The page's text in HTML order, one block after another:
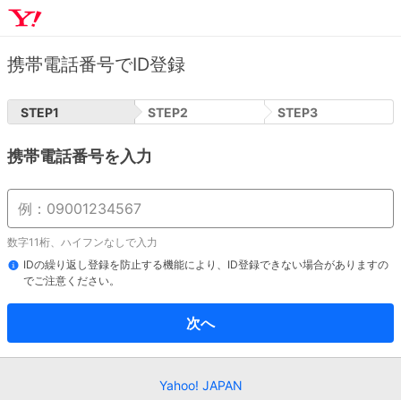
携帯電話番号でID登録
STEP1 STEP2 STEP3
携帯電話番号を入力
数字11桁、ハイフンなしで入力
IDの繰り返し登録を防止する機能により、ID登録できない場合がありますの
でご注意ください。
次へ
Yahoo! JAPAN